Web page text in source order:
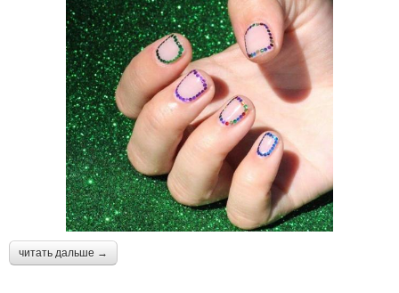
читать дальше →